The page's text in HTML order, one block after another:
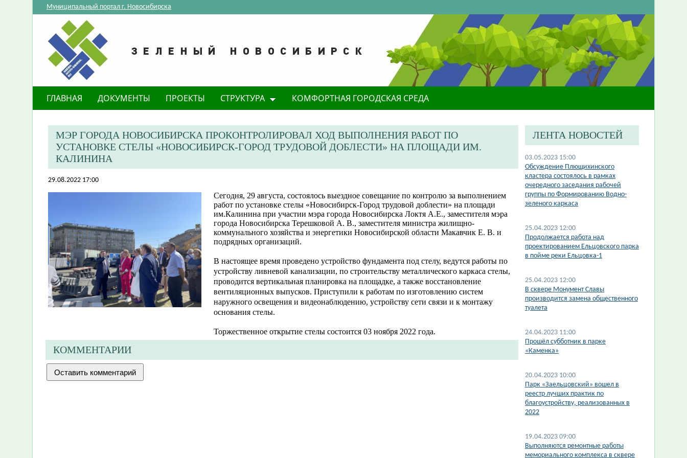
Муниципальный портал г. Новосибирска
ГЛАВНАЯ ДОКУМЕНТЫ ПРОЕКТЫ СТРУКТУРА КОМФОРТНАЯ ГОРОДСКАЯ СРЕДА
МЭР ГОРОДА НОВОСИБИРСКА ПРОКОНТРОЛИРОВАЛ ХОД ВЫПОЛНЕНИЯ РАБОТ ПО
УСТАНОВКЕ СТЕЛЫ «НОВОСИБИРСК-ГОРОД ТРУДОВОЙ ДОБЛЕСТИ» НА ПЛОЩАДИ ИМ.
КАЛИНИНА
29.08.2022 17:00
Сегодня, 29 августа, состоялось выездное совещание по контролю за выполнением
работ по установке стелы «Новосибирск-Город трудовой доблести» на площади
им.Калинина при участии мэра города Новосибирска Локтя А.Е., заместителя мэра
города Новосибирска Терешковой А. В., заместителя министра жилищно-
коммунального хозяйства и энергетики Новосибирской области Макавчик Е. В. и
подрядных организаций.
В настоящее время проведено устройство фундамента под стелу, ведутся работы по
устройству ливневой канализации, по строительству металлического каркаса стелы,
проводится вертикальная планировка на площадке, а также восстановление
вентиляционных выпусков. Приступили к работам по изготовлению систем
наружного освещения и видеонаблюдению, устройству сети связи и к монтажу
основания стелы.
Торжественное открытие стелы состоится 03 ноября 2022 года.
КОММЕНТАРИИ
ЛЕНТА НОВОСТЕЙ
03.05.2023 15:00
Обсуждение Плющихинского
кластера состоялось в рамках
очередного заседания рабочей
группы по Формированию Водно-
зеленого каркаса
25.04.2023 12:00
Продолжается работа над
проектированием Ельцовского парка
в пойме реки Ельцовка-1
25.04.2023 12:00
В сквере Монумент Славы
производится замена общественного
туалета
24.04.2023 11:00
Прошёл субботник в парке
«Каменка»
20.04.2023 10:00
Парк «Заельцовский» вошел в
реестр лучших практик по
благоустройству, реализованных в
2022
19.04.2023 09:00
Выполняются ремонтные работы
мемориального комплекса в сквере